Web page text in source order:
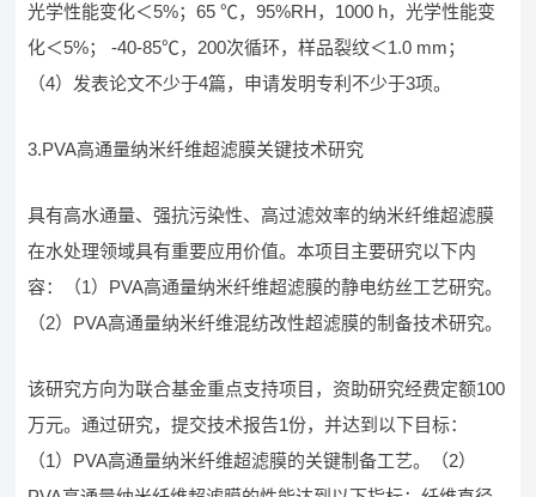
光学性能变化＜5%；65 ℃，95%RH，1000 h，光学性能变
化＜5%； -40-85℃，200次循环，样品裂纹＜1.0 mm；
（4）发表论文不少于4篇，申请发明专利不少于3项。
3.PVA高通量纳米纤维超滤膜关键技术研究
具有高水通量、强抗污染性、高过滤效率的纳米纤维超滤膜
在水处理领域具有重要应用价值。本项目主要研究以下内
容：（1）PVA高通量纳米纤维超滤膜的静电纺丝工艺研究。
（2）PVA高通量纳米纤维混纺改性超滤膜的制备技术研究。
该研究方向为联合基金重点支持项目，资助研究经费定额100
万元。通过研究，提交技术报告1份，并达到以下目标：
（1）PVA高通量纳米纤维超滤膜的关键制备工艺。（2）